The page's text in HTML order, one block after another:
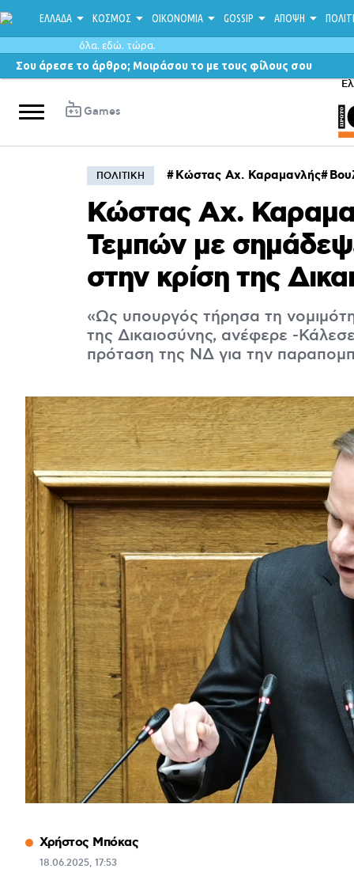
ΕΛΛΑΔΑ ΚΟΣΜΟΣ ΟΙΚΟΝΟΜΙΑ GOSSIP ΑΠΟΨΗ
όλα. εδώ. τώρα.
Σου άρεσε το άρθρο; Μοιράσου το με τους φίλους σου